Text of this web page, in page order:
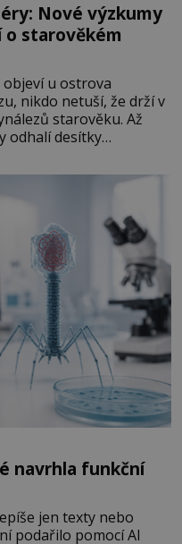
Nové výzkumy
starověkém
objeví u ostrova
nikdo netuší, že drží v
starověku. Až
odhalí desítky
nejstarší známý
ani po více než sto
navrhla funkční
jen texty nebo
podařilo pomocí AI